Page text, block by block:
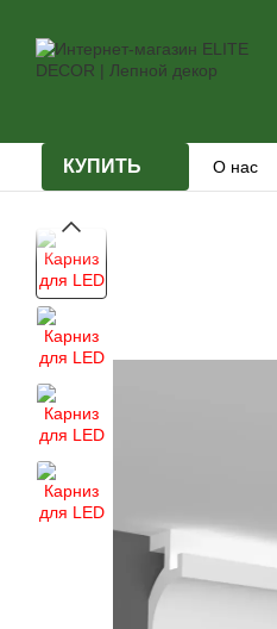
КУПИТЬ О нас